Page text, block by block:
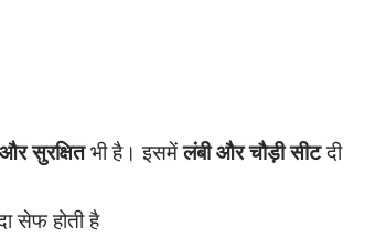
सुरक्षितभी है। इसमेंलंबी और चौड़ी सीटदी
सेफ होती है